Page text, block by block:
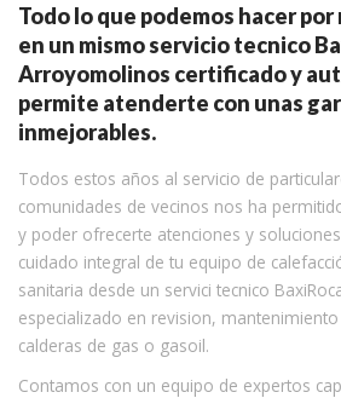
Todo lo que podemos hacer
en un mismo servicio tecnico
Arroyomolinos certificado y
permite atenderte con unas
inmejorables.
Todos estos años al servicio de
comunidades de vecinos nos ha
y poder ofrecerte atenciones y
cuidado integral de tu equipo de
sanitaria desde un servici tecnico
especializado en revision,
calderas de gas o gasoil.
Contamos con un equipo de expertos